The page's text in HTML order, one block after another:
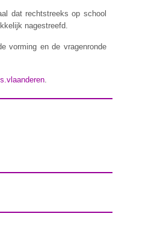
dat rechtstreeks op school
nagestreefd.
vorming en de vragenronde
.